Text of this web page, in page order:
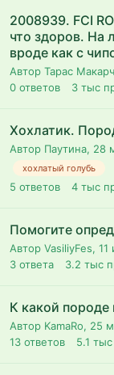
2008939. FCI
что здоров. На
вроде как с
Автор Тарас
0 ответов 3 тыс
Хохлатик.
Автор Паутина, 28
хохлатый голубь
5 ответов 4 тыс
Помогите
Автор VasiliyFes, 11
3 ответа 3.2 тыс
К какой
Автор KamaRo, 25
13 ответов 5.1 тыс